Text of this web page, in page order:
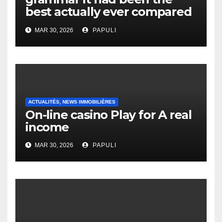
best actually ever compared
to it’s the top actually?
English Vocabulary Learners
Heap Change
MAR 30, 2026 PAPULI
ACTUALITÉS, NEWS IMMOBILIÈRES
On-line casino Play for A real
income
MAR 30, 2026 PAPULI